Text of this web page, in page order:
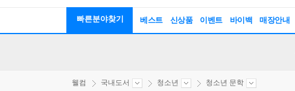
빠른분야찾기 베스트 신상품 이벤트 바이백 매장안내
웰컴 국내도서 청소년 청소년 문학